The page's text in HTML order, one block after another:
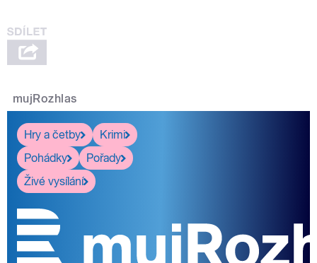
mujRozhlas
Hry a četby
Krimi
Pohádky
Pořady
Živé vysílání